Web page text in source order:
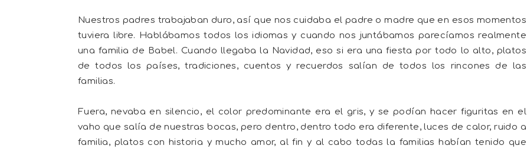
Nuestros padres trabajaban duro, así que nos cuidaba el padre o madre que en esos momentos
tuviera libre. Hablábamos todos los idiomas y cuando nos juntábamos parecíamos realmente
una familia de Babel. Cuando llegaba la Navidad, eso si era una fiesta por todo lo alto, platos
de todos los países, tradiciones, cuentos y recuerdos salían de todos los rincones de las
familias.
Fuera, nevaba en silencio, el color predominante era el gris, y se podían hacer figuritas en el
vaho que salía de nuestras bocas, pero dentro, dentro todo era diferente, luces de calor, ruido a
familia, platos con historia y mucho amor, al fin y al cabo todas la familias habían tenido que